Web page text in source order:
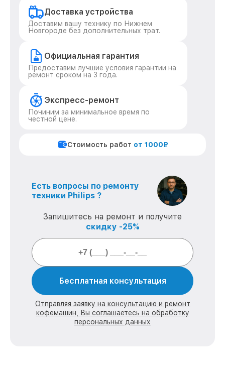
Доставка устройства
Доставим вашу технику по Нижнем
Новгороде без дополнительных трат.
Официальная гарантия
Предоставим лучшие условия гарантии на
ремонт сроком на 3 года.
Экспресс-ремонт
Починим за минимальное время по
честной цене.
Стоимость работ от 1000₽
Есть вопросы по ремонту
техники Philips ?
Запишитесь на ремонт и получите
скидку -25%
Бесплатная консультация
Отправляя заявку на консультацию и ремонт
кофемашин, Вы соглашаетесь на обработку
персональных данных